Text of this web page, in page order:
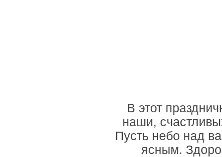
В этот
наши,
Пусть небо над
ясным.